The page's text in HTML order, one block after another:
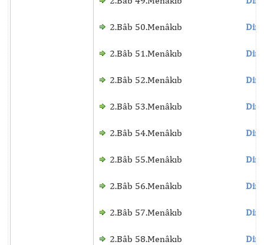
2.Bâb 50.Menâkıb
2.Bâb 51.Menâkıb
2.Bâb 52.Menâkıb
2.Bâb 53.Menâkıb
2.Bâb 54.Menâkıb
2.Bâb 55.Menâkıb
2.Bâb 56.Menâkıb
2.Bâb 57.Menâkıb
2.Bâb 58.Menâkıb